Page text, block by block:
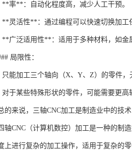
**率**：自动化程度高，减少人工干预。
**灵活性**：通过编程可以快速切换加工
**广泛适用性**：适用于多种材料，如金
局限性：
只能加工三个轴向（X、Y、Z）的零件，
对于某些特殊形状的零件，可能需要更高
的来说，三轴CNC加工是制造业中的技
轴CNC（计算机数控）加工是一种的制
上进行复杂的加工操作，适用于复杂的